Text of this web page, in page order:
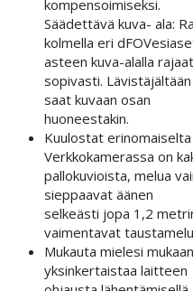
kompensoimiseksi.
Säädettävä kuva- ala:
kolmella eri
asteen kuva-alalla
sopivasti.
saat kuvaan osan
huoneestakin.
Kuulostat
Verkkokamerassa on
pallokuvioista, melua
sieppaavat äänen
selkeästi jopa 1,2
vaimentavat
Mukauta mielesi
yksinkertaistaa laitteen